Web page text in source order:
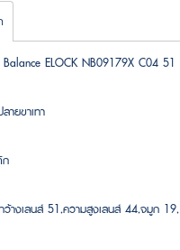
ELOCK NB09179X C04 51
ยขาเทา
างเลนส์ 51,ความสูงเลนส์ 44,จมูก